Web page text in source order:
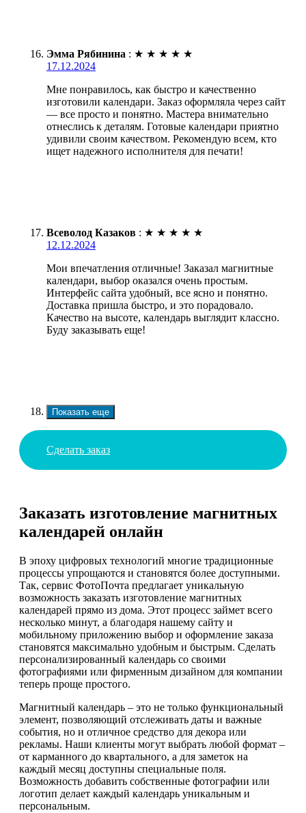
Эмма Рябинина : ★ ★ ★ ★ ★
17.12.2024
Мне понравилось, как быстро и качественно
изготовили календари. Заказ оформляла через сайт
— все просто и понятно. Мастера внимательно
отнеслись к деталям. Готовые календари приятно
удивили своим качеством. Рекомендую всем, кто
ищет надежного исполнителя для печати!
Всеволод Казаков : ★ ★ ★ ★ ★
12.12.2024
Мои впечатления отличные! Заказал магнитные
календари, выбор оказался очень простым.
Интерфейс сайта удобный, все ясно и понятно.
Доставка пришла быстро, и это порадовало.
Качество на высоте, календарь выглядит классно.
Буду заказывать еще!
Показать еще
Сделать заказ
Заказать изготовление магнитных
календарей онлайн
В эпоху цифровых технологий многие традиционные
процессы упрощаются и становятся более доступными.
Так, сервис ФотоПочта предлагает уникальную
возможность заказать изготовление магнитных
календарей прямо из дома. Этот процесс займет всего
несколько минут, а благодаря нашему сайту и
мобильному приложению выбор и оформление заказа
становятся максимально удобным и быстрым. Сделать
персонализированный календарь со своими
фотографиями или фирменным дизайном для компании
теперь проще простого.
Магнитный календарь – это не только функциональный
элемент, позволяющий отслеживать даты и важные
события, но и отличное средство для декора или
рекламы. Наши клиенты могут выбрать любой формат –
от карманного до квартального, а для заметок на
каждый месяц доступны специальные поля.
Возможность добавить собственные фотографии или
логотип делает каждый календарь уникальным и
персональным.